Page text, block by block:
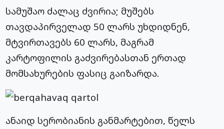
სამუშაო ძალაც ძვირია; მუშებს
თავდაპირველად 50 ლარს უხდიდნენ,
მტვირთავებს 60 ლარს, მაგრამ
კარტოფილის გაძვირებასთან ერთად
მომსახურების ფასიც გაიზარდა.
ანაიდ სერობიანის განმარტებით, წელს